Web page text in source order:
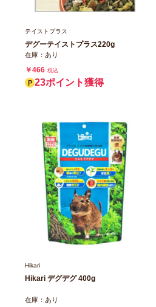
テイストプラス
デグーテイストプラス220g
在庫：あり
￥466 税込
23ポイント獲得
Hikari
Hikari デグデグ 400g
在庫：あり